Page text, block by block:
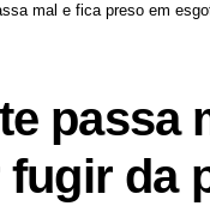
mal e fica preso em
passa
fugir da